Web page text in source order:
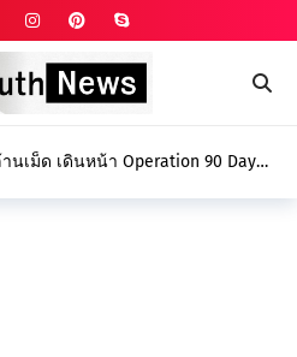
นเม็ด เดินหน้า Operation 90 Days